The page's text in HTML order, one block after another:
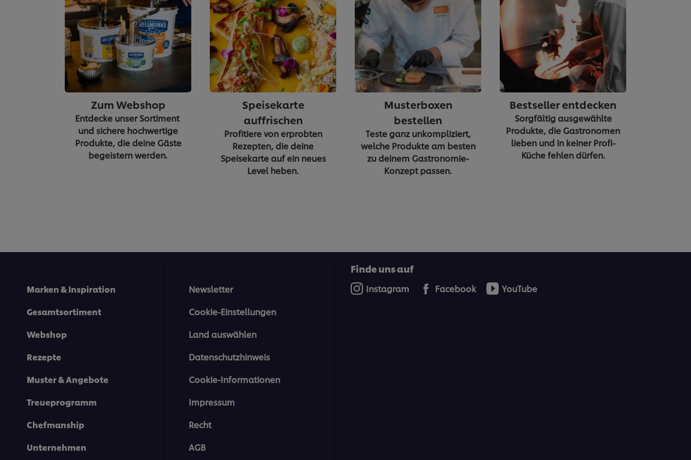
Zum Webshop
Entdecke unser Sortiment
und sichere hochwertige
Produkte, die deine Gäste
begeistern werden.
Speisekarte
auffrischen
Profitiere von erprobten
Rezepten, die deine
Speisekarte auf ein neues
Level heben.
Musterboxen
bestellen
Teste ganz unkompliziert,
welche Produkte am besten
zu deinem Gastronomie-
Konzept passen.
Bestseller entdecken
Sorgfältig ausgewählte
Produkte, die Gastronomen
lieben und in keiner Profi-
Küche fehlen dürfen.
Marken & Inspiration
Gesamtsortiment
Webshop
Rezepte
Muster & Angebote
Treueprogramm
Chefmanship
Unternehmen
Newsletter
Cookie-Einstellungen
Land auswählen
Datenschutzhinweis
Cookie-Informationen
Impressum
Recht
AGB
Finde uns auf
Instagram Facebook YouTube